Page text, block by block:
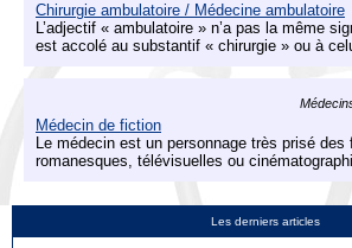
Les derniers articles
Chirurgie ambulatoire / Médecine ambulatoire
L’adjectif « ambulatoire » n’a pas la même
est accolé au substantif « chirurgie » ou à
Médecin de fiction
Le médecin est un personnage très prisé des
romanesques, télévisuelles ou